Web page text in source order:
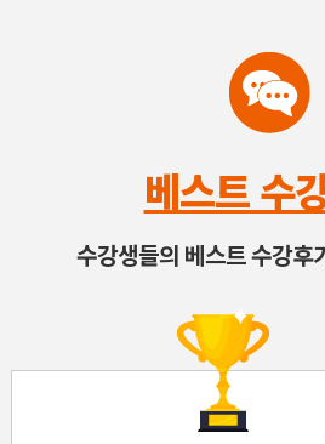
베스트 수
수강생들의 베스트 수강후